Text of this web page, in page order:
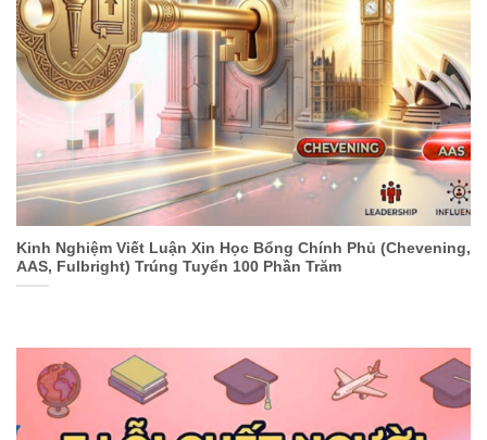
Kinh Nghiệm Viết Luận Xin Học Bổng Chính Phủ (Chevening,
AAS, Fulbright) Trúng Tuyển 100 Phần Trăm